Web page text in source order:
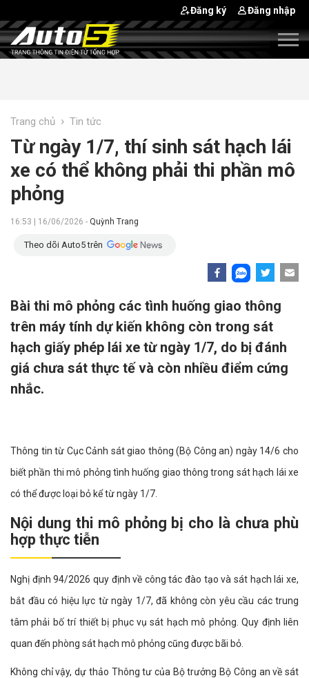
Đăng ký Đăng nhập
Trang chủ › Tin tức
Từ ngày 1/7, thí sinh sát hạch lái
xe có thể không phải thi phần mô
phỏng
16:53 | 16/06/2026 - Quỳnh Trang
Theo dõi Auto5 trên
Bài thi mô phỏng các tình huống giao thông
trên máy tính dự kiến không còn trong sát
hạch giấy phép lái xe từ ngày 1/7, do bị đánh
giá chưa sát thực tế và còn nhiều điểm cứng
nhắc.
Thông tin từ Cục Cảnh sát giao thông (Bộ Công an) ngày 14/6 cho
biết phần thi mô phỏng tình huống giao thông trong sát hạch lái xe
có thể được loại bỏ kể từ ngày 1/7.
Nội dung thi mô phỏng bị cho là chưa phù
hợp thực tiễn
Nghị định 94/2026 quy định về công tác đào tạo và sát hạch lái xe,
bắt đầu có hiệu lực từ ngày 1/7, đã không còn yêu cầu các trung
tâm phải bố trí thiết bị phục vụ sát hạch mô phỏng. Quy định liên
quan đến phòng sát hạch mô phỏng cũng được bãi bỏ.
Không chỉ vậy, dự thảo Thông tư của Bộ trưởng Bộ Công an về sát